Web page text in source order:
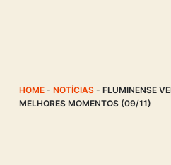
HOME- NOTÍCIAS- FLUMINENSE
MELHORES MOMENTOS (09/11)